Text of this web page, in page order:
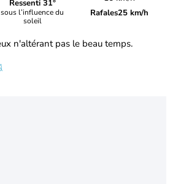
Ressenti 31°
sous l’influence du
soleil
Rafales25 km/h
n'altérant pas le beau temps.